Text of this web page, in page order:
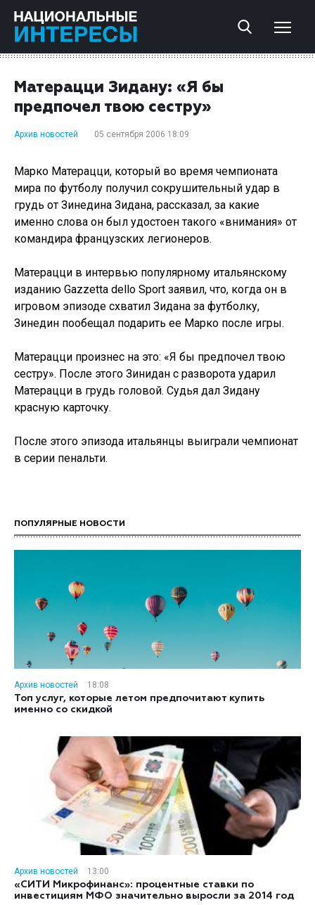
Матерацци Зидану: «Я бы
предпочел твою сестру»
Архив новостей 05 сентября 2006 18:09
Марко Матерацци, который во время чемпионата
мира по футболу получил сокрушительный удар в
грудь от Зинедина Зидана, рассказал, за какие
именно слова он был удостоен такого «внимания» от
командира французских легионеров.
Матерацци в интервью популярному итальянскому
изданию Gazzetta dello Sport заявил, что, когда он в
игровом эпизоде схватил Зидана за футболку,
Зинедин пообещал подарить ее Марко после игры.
Матерацци произнес на это: «Я бы предпочел твою
сестру». После этого Зинидан с разворота ударил
Матерацци в грудь головой. Судья дал Зидану
красную карточку.
После этого эпизода итальянцы выиграли чемпионат
в серии пенальти.
ПОПУЛЯРНЫЕ НОВОСТИ
Архив новостей
18:08
Топ услуг, которые летом предпочитают купить
именно со скидкой
Архив новостей
13:00
«СИТИ Микрофинанс»: процентные ставки по
инвестициям МФО значительно выросли за 2014 год